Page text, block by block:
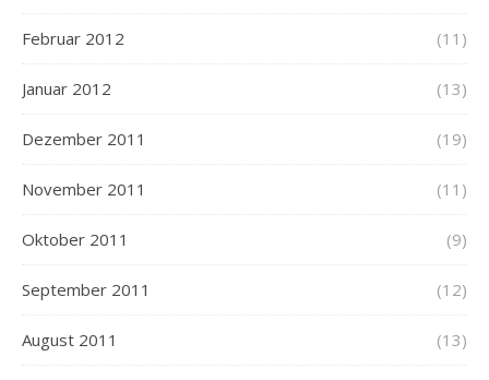
Februar 2012 (11)
Januar 2012 (13)
Dezember 2011 (19)
November 2011 (11)
Oktober 2011 (9)
September 2011 (12)
August 2011 (13)